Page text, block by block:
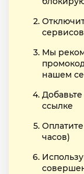
сервисов
Мы
нашем
ссылке
часов)